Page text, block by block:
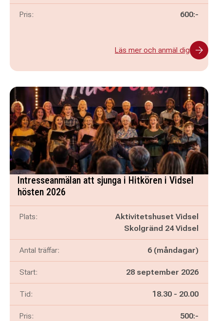
Pris: 600:-
Läs mer och anmäl dig
Intresseanmälan att sjunga i Hitkören i Vidsel
hösten 2026
Plats:
Aktivitetshuset Vidsel
Skolgränd 24 Vidsel
Antal träffar: 6 (måndagar)
Start: 28 september 2026
Tid: Pågår mellan
18.30 - och
20.00
Pris: 500:-